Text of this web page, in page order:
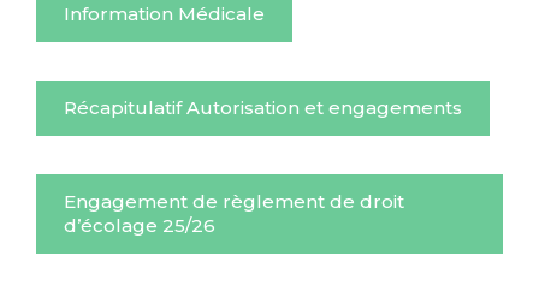
Information Médicale
Récapitulatif Autorisation et engagements
Engagement de règlement de droit
d’écolage 25/26